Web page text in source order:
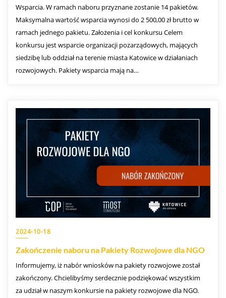
Wsparcia. W ramach naboru przyznane zostanie 14 pakietów.
Maksymalna wartość wsparcia wynosi do 2 500,00 zł brutto w
ramach jednego pakietu. Założenia i cel konkursu Celem
konkursu jest wsparcie organizacji pozarządowych, mających
siedzibę lub oddział na terenie miasta Katowice w działaniach
rozwojowych. Pakiety wsparcia mają na…
2024-10-18
Zakończenie naboru na Pakiety Rozwojowe dla NGO
Informujemy, iż nabór wniosków na pakiety rozwojowe został
zakończony. Chcielibyśmy serdecznie podziękować wszystkim
za udział w naszym konkursie na pakiety rozwojowe dla NGO.